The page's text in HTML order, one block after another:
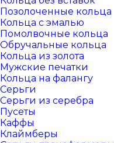
Позолоченные кольца
Кольца с эмалью
Помолвочные кольца
Обручальные кольца
Кольца из золота
Мужские печатки
Кольца на фалангу
Серьги
Серьги из серебра
Пусеты
Каффы
Клаймберы